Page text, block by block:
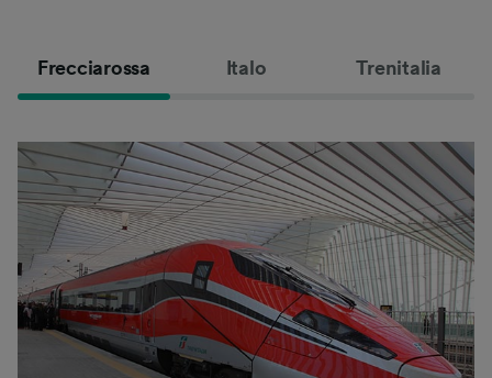
Frecciarossa Italo Trenitalia